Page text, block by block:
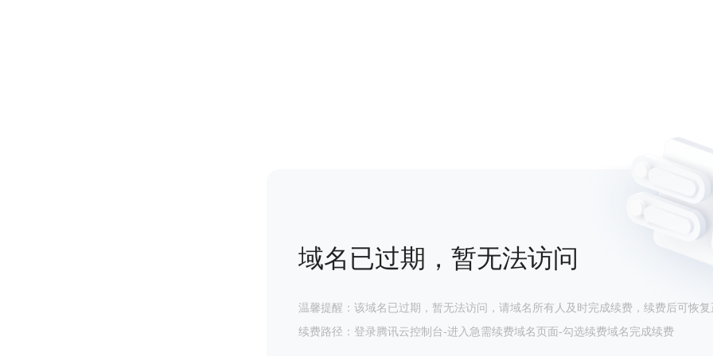
域名已过期，暂无法访问
温馨提醒：该域名已过期，暂无法访问，请域名所有人及时完成续费，续费后可恢复
续费路径：登录腾讯云控制台-进入急需续费域名页面-勾选续费域名完成续费